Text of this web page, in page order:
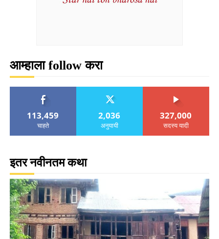
आम्हाला follow करा
113,459
चाहते
2,036
अनुयायी
327,000
सदस्य यादी
इतर नवीनतम कथा